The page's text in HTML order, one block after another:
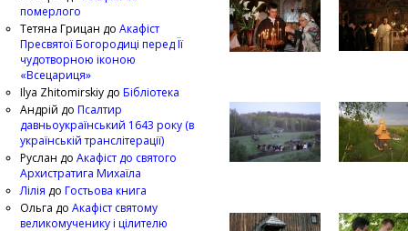
померлого
Тетяна Грицан до Акафіст
Пресвятої Богородиці перед Її
чудотворною іконою
«Всецариця»
Ilya Zhitomirskiy до Бібліотека
Андрій до Псалтир
давньоукраїнський 1643 року (в
українській транслітерації)
Руслан до Акафіст до святого
Архистратига Михаїла
Лілія до Гостьова книга
Ольга до Акафіст святому
великомученику і цілителю